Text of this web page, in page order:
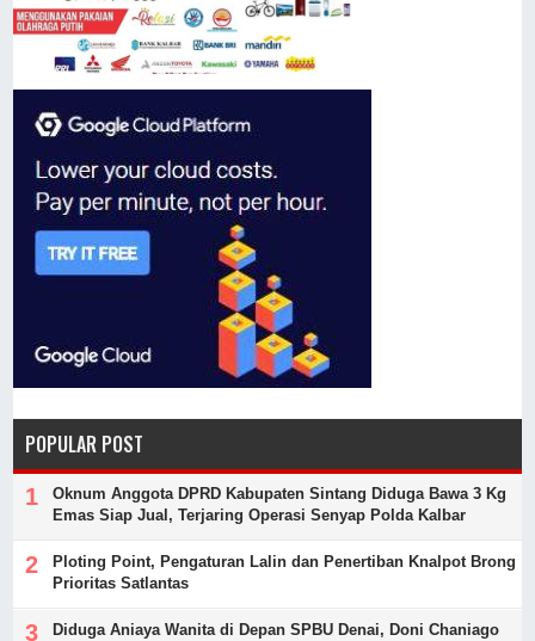
POPULAR POST
Oknum Anggota DPRD Kabupaten Sintang Diduga Bawa 3 Kg
Emas Siap Jual, Terjaring Operasi Senyap Polda Kalbar
Ploting Point, Pengaturan Lalin dan Penertiban Knalpot Brong
Prioritas Satlantas
Diduga Aniaya Wanita di Depan SPBU Denai, Doni Chaniago